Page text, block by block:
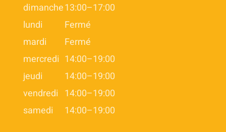
dimanche13:00–17:00
lundi
Fermé
mardi
Fermé
mercredi 14:00–19:00
jeudi
14:00–19:00
vendredi 14:00–19:00
samedi
14:00–19:00